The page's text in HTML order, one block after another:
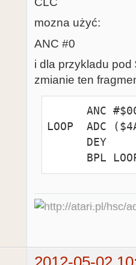
mozna użyć:
ANC #0
i dla przykladu
zmianie ten
      ANC #$00              ; wyzeruje C
LOOP  ADC
BPL